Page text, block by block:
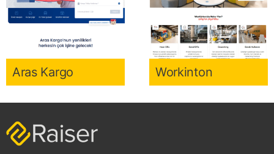
Aras Kargo Workinton